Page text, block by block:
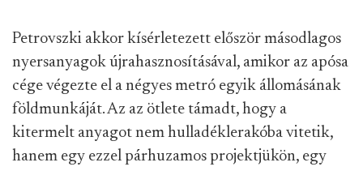
Petrovszki akkor kísérletezett először másodlagos
nyersanyagok újrahasznosításával, amikor az apósa
cége végezte el a négyes metró egyik állomásának
földmunkáját. Az az ötlete támadt, hogy a
kitermelt anyagot nem hulladéklerakóba vitetik,
hanem egy ezzel párhuzamos projektjükön, egy